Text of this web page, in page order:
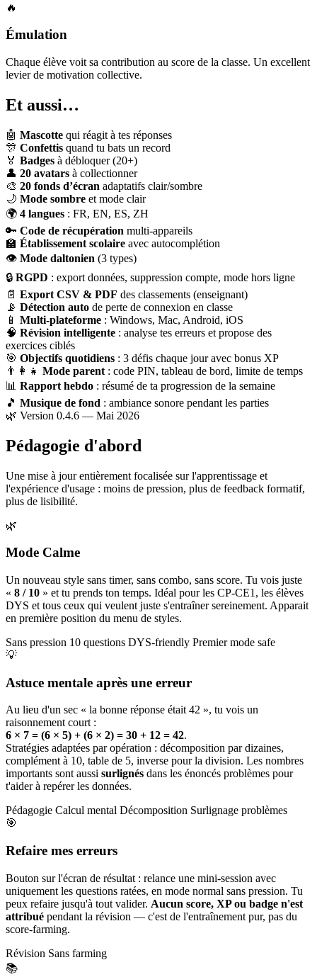
🔥
Émulation
Chaque élève voit sa contribution au score de la classe. Un excellent
levier de motivation collective.
Et aussi…
🤖 Mascotte qui réagit à tes réponses
🎊 Confettis quand tu bats un record
🏅 Badges à débloquer (20+)
👤 20 avatars à collectionner
🎨 20 fonds d’écran adaptatifs clair/sombre
🌙 Mode sombre et mode clair
🌍 4 langues : FR, EN, ES, ZH
🔑 Code de récupération multi-appareils
🏫 Établissement scolaire avec autocomplétion
👁 Mode daltonien (3 types)
🔒 RGPD : export données, suppression compte, mode hors ligne
📄 Export CSV & PDF des classements (enseignant)
📡 Détection auto de perte de connexion en classe
📱 Multi-plateforme : Windows, Mac, Android, iOS
🧠 Révision intelligente : analyse tes erreurs et propose des
exercices ciblés
🎯 Objectifs quotidiens : 3 défis chaque jour avec bonus XP
👨‍👩‍👧 Mode parent : code PIN, tableau de bord, limite de temps
📊 Rapport hebdo : résumé de ta progression de la semaine
🎵 Musique de fond : ambiance sonore pendant les parties
🌿 Version 0.4.6 — Mai 2026
Pédagogie d'abord
Une mise à jour entièrement focalisée sur l'apprentissage et
l'expérience d'usage : moins de pression, plus de feedback formatif,
plus de lisibilité.
🌿
Mode Calme
Un nouveau style sans timer, sans combo, sans score. Tu vois juste
« 8 / 10 » et tu prends ton temps. Idéal pour les CP-CE1, les élèves
DYS et tous ceux qui veulent juste s'entraîner sereinement. Apparait
en première position du menu de styles.
Sans pression 10 questions DYS-friendly Premier mode safe
💡
Astuce mentale après une erreur
Au lieu d'un sec « la bonne réponse était 42 », tu vois un
raisonnement court :
6 × 7 = (6 × 5) + (6 × 2) = 30 + 12 = 42.
Stratégies adaptées par opération : décomposition par dizaines,
complément à 10, table de 5, inverse pour la division. Les nombres
importants sont aussi surlignés dans les énoncés problèmes pour
t'aider à repérer les données.
Pédagogie Calcul mental Décomposition Surlignage problèmes
🎯
Refaire mes erreurs
Bouton sur l'écran de résultat : relance une mini-session avec
uniquement les questions ratées, en mode normal sans pression. Tu
peux refaire jusqu'à tout valider. Aucun score, XP ou badge n'est
attribué pendant la révision — c'est de l'entraînement pur, pas du
score-farming.
Révision Sans farming
📚